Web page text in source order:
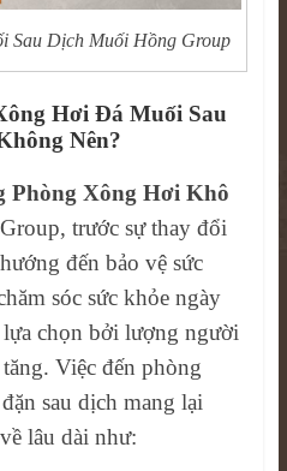
Sau Dịch Muối Hồng Group
Hơi Đá Muối Sau
Nên?
Phòng Xông Hơi Khô
trước sự thay đổi
đến bảo vệ sức
sóc sức khỏe ngày
chọn bởi lượng người
Việc đến phòng
sau dịch mang lại
lâu dài như: